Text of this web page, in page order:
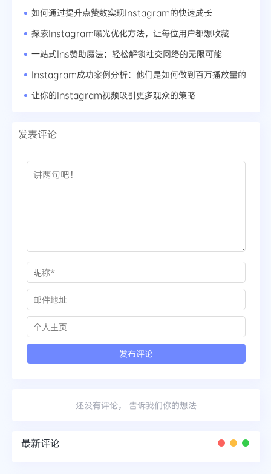
如何通过提升点赞数实现Instagram的快速成长
探索Instagram曝光优化方法，让每位用户都想收藏
一站式Ins赞助魔法：轻松解锁社交网络的无限可能
Instagram成功案例分析：他们是如何做到百万播放量的
让你的Instagram视频吸引更多观众的策略
发表评论
还没有评论， 告诉我们你的想法
最新评论